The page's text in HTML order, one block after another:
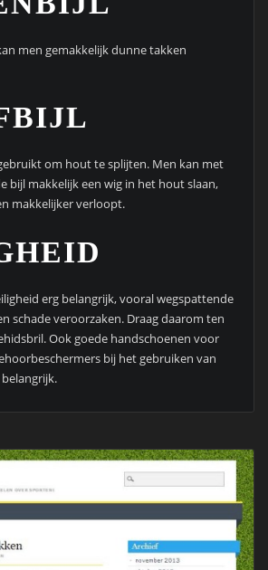
men gemakkelijk dunne takken
om hout te splijten. Men kan met
bijl makkelijk een wig in het hout slaan,
makkelijker verloopt.
erg belangrijk, vooral wegspattende
schade veroorzaken. Draag daarom ten
Ook goede handschoenen voor
bij het gebruiken van